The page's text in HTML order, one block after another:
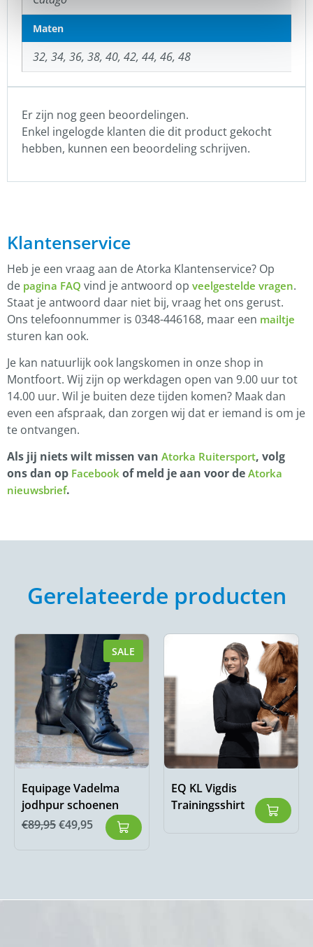
Maten
32, 34, 36, 38, 40, 42, 44, 46, 48
Er zijn nog geen beoordelingen.
Enkel ingelogde klanten die dit product gekocht
hebben, kunnen een beoordeling schrijven.
Klantenservice
Heb je een vraag aan de Atorka Klantenservice? Op
de pagina FAQ vind je antwoord op veelgestelde vragen.
Staat je antwoord daar niet bij, vraag het ons gerust.
Ons telefoonnummer is 0348-446168, maar een mailtje
sturen kan ook.
Je kan natuurlijk ook langskomen in onze shop in
Montfoort. Wij zijn op werkdagen open van 9.00 uur tot
14.00 uur. Wil je buiten deze tijden komen? Maak dan
even een afspraak, dan zorgen wij dat er iemand is om je
te ontvangen.
Als jij niets wilt missen van Atorka Ruitersport, volg
ons dan op Facebook of meld je aan voor de Atorka
nieuwsbrief.
Gerelateerde producten
SALE
Equipage Vadelma
jodhpur schoenen
€89,95€49,95
EQ KL Vigdis
Trainingsshirt